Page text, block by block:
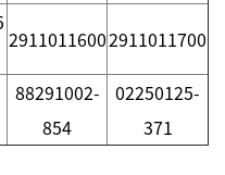
29110116002911011700
88291002-
854
02250125-
371